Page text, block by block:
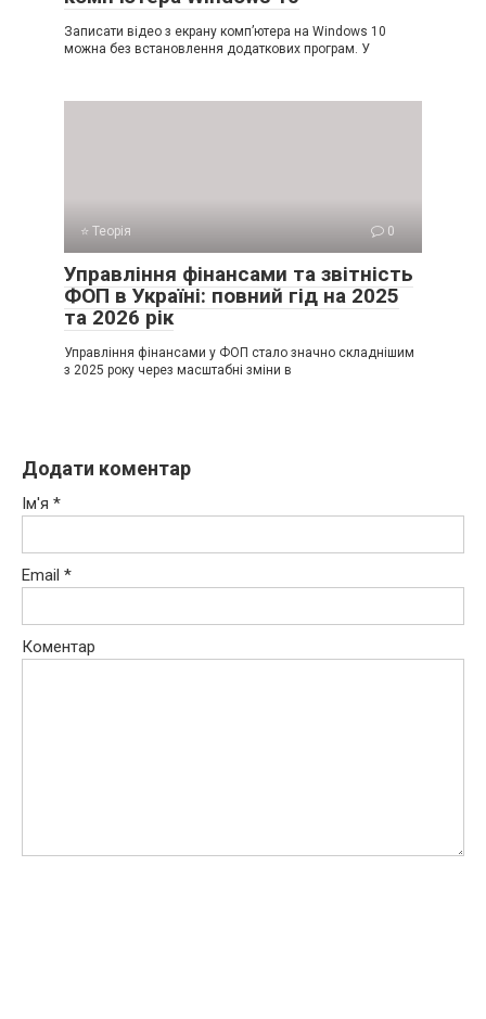
Записати відео з екрану комп’ютера на Windows 10
можна без встановлення додаткових програм. У
⭐ Теорія 0
Управління фінансами та звітність
ФОП в Україні: повний гід на 2025
та 2026 рік
Управління фінансами у ФОП стало значно складнішим
з 2025 року через масштабні зміни в
Додати коментар
Ім'я *
Email *
Коментар